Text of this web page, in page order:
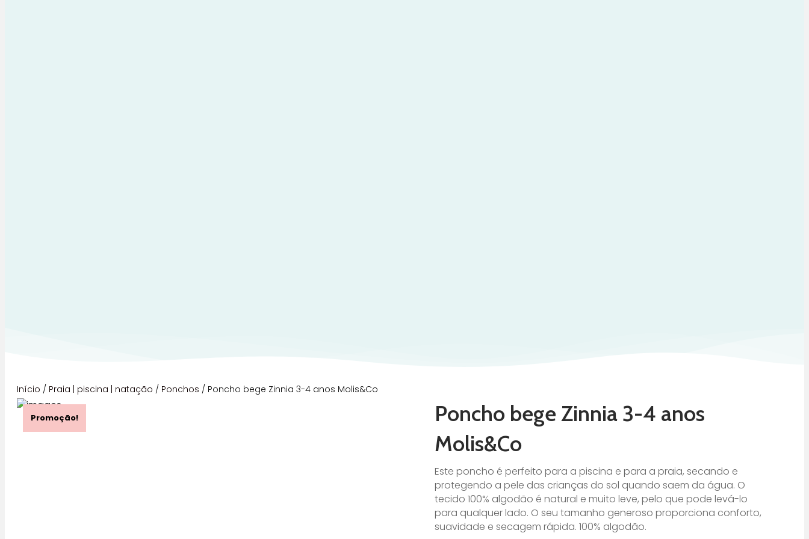
Início / Praia | piscina | natação / Ponchos / Poncho bege Zinnia 3-4 anos Molis&Co
Promoção!
Poncho bege Zinnia 3-4 anos
Molis&Co
Este poncho é perfeito para a piscina e para a praia, secando e
protegendo a pele das crianças do sol quando saem da água. O
tecido 100% algodão é natural e muito leve, pelo que pode levá-lo
para qualquer lado. O seu tamanho generoso proporciona conforto,
suavidade e secagem rápida. 100% algodão.